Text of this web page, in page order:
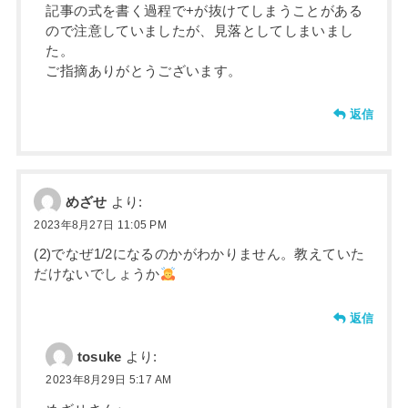
記事の式を書く過程で+が抜けてしまうことがある
ので注意していましたが、見落としてしまいまし
た。
ご指摘ありがとうございます。
返信
めざせ より:
2023年8月27日 11:05 PM
(2)でなぜ1/2になるのかがわかりません。教えていた
だけないでしょうか
返信
tosuke より:
2023年8月29日 5:17 AM